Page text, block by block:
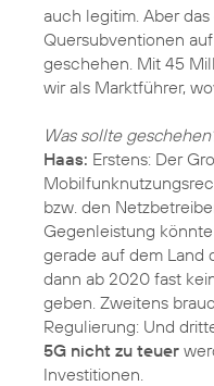
auch legitim. Aber
Quersubventionen
geschehen. Mit 45
wir als Marktführer,
Was sollte
Haas: Erstens: Der
bzw. den
Gegenleistung
gerade auf dem Land
dann ab 2020 fast
geben. Zweitens
Regulierung: Und
5G nicht zu teuer
Investitionen.